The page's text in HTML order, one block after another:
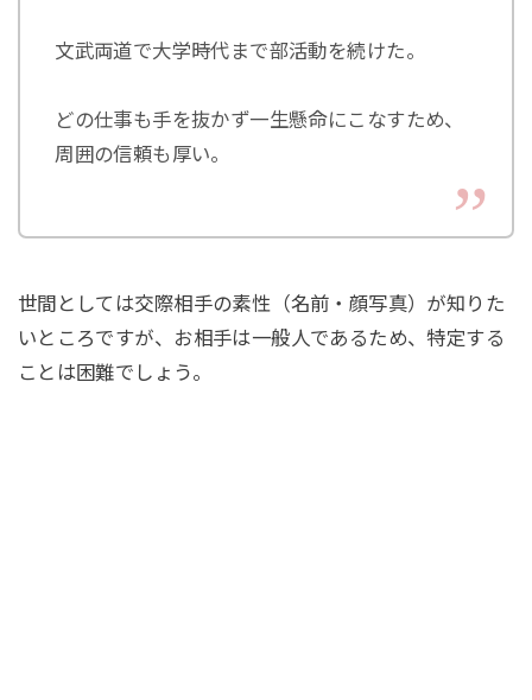
文武両道で大学時代まで部活動を続けた。
どの仕事も手を抜かず一生懸命にこなすため、
周囲の信頼も厚い。
世間としては交際相手の素性（名前・顔写真）が知りた
いところですが、お相手は一般人であるため、特定する
ことは困難でしょう。